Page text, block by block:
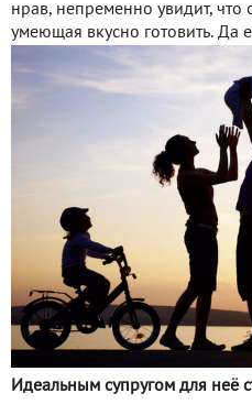
нрав, непременно увидит, что
умеющая вкусно готовить. Да
Идеальным супругом для неё